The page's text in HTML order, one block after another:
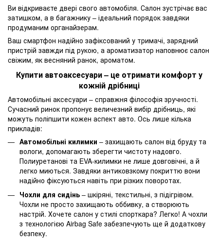
Ви відкриваєте двері свого автомобіля. Салон зустрічає вас
затишком, а в багажнику – ідеальний порядок завдяки
продуманим органайзерам.
Ваш смартфон надійно зафіксований у тримачі, зарядний
пристрій завжди під рукою, а ароматизатор наповнює салон
свіжим, як весняний ранок, ароматом.
Купити автоаксесуари – це отримати комфорт у
кожній дрібниці
Автомобільні аксесуари – справжня філософія зручності.
Сучасний ринок пропонує величезний вибір дрібниць, які
можуть поліпшити кожен аспект авто. Ось лише кілька
прикладів:
Автомобільні килимки – захищають салон від бруду та
вологи, допомагають зберегти чистоту надовго.
Полиуретанові та EVA-килимки не лише довговічні, а й
легко миються. Завдяки антиковзкому покриттю вони
надійно фіксуються навіть при різких поворотах.
Чохли для сидінь – шкіряні, текстильні, з підігрівом.
Чохли не просто захищають оббивку, а створюють
настрій. Хочете салон у стилі спорткара? Легко! А чохли
з технологією Airbag Safe забезпечують ще й додаткову
безпеку.